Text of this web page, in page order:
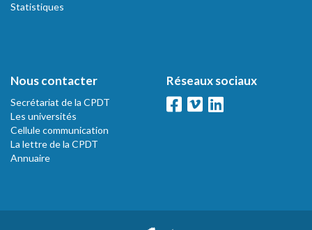
Statistiques
Nous contacter
Secrétariat de la CPDT
Les universités
Cellule communication
La lettre de la CPDT
Annuaire
Réseaux sociaux